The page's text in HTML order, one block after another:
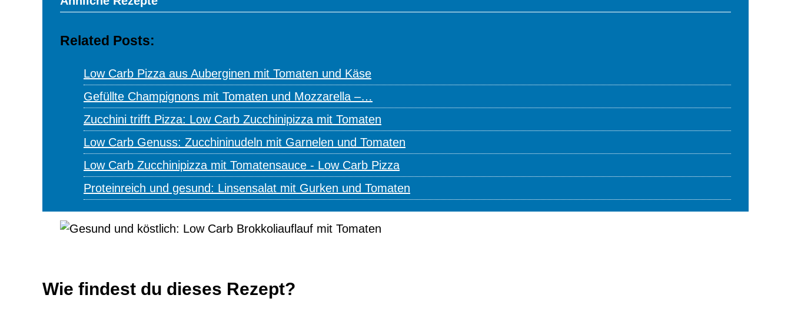
Related Posts:
Low Carb Pizza aus Auberginen mit Tomaten und Käse
Gefüllte Champignons mit Tomaten und Mozzarella –…
Zucchini trifft Pizza: Low Carb Zucchinipizza mit Tomaten
Low Carb Genuss: Zucchininudeln mit Garnelen und Tomaten
Low Carb Zucchinipizza mit Tomatensauce - Low Carb Pizza
Proteinreich und gesund: Linsensalat mit Gurken und Tomaten
Wie findest du dieses Rezept?